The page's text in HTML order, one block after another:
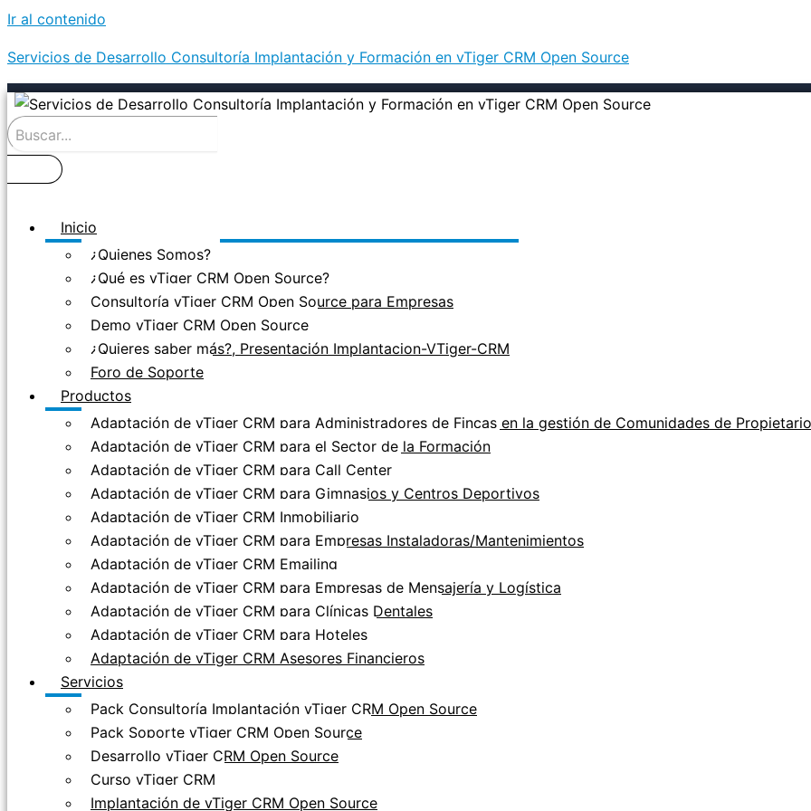
Ir al contenido
Servicios de Desarrollo Consultoría Implantación y Formación en vTiger CRM Open Source
Inicio
¿Quienes Somos?
¿Qué es vTiger CRM Open Source?
Consultoría vTiger CRM Open Source para Empresas
Demo vTiger CRM Open Source
¿Quieres saber más?, Presentación Implantacion-VTiger-CRM
Foro de Soporte
Productos
Adaptación de vTiger CRM para Administradores de Fincas en la gestión de Comunidades de
Adaptación de vTiger CRM para el Sector de la Formación
Adaptación de vTiger CRM para Call Center
Adaptación de vTiger CRM para Gimnasios y Centros Deportivos
Adaptación de vTiger CRM Inmobiliario
Adaptación de vTiger CRM para Empresas Instaladoras/Mantenimientos
Adaptación de vTiger CRM Emailing
Adaptación de vTiger CRM para Empresas de Mensajería y Logística
Adaptación de vTiger CRM para Clínicas Dentales
Adaptación de vTiger CRM para Hoteles
Adaptación de vTiger CRM Asesores Financieros
Servicios
Pack Consultoría Implantación vTiger CRM Open Source
Pack Soporte vTiger CRM Open Source
Desarrollo vTiger CRM Open Source
Curso vTiger CRM
Implantación de vTiger CRM Open Source